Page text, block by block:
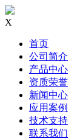
X
首页
公司简介
产品中心
资质荣誉
新闻中心
应用案例
技术支持
联系我们